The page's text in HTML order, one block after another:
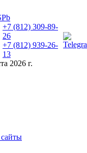
+7 (812) 309-89-
26
+7 (812) 939-26-
13
2026 г.